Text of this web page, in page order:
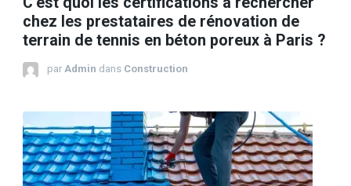
chez les prestataires de rénovation de
terrain de tennis en béton poreux à Paris ?
par Admin dans Construction